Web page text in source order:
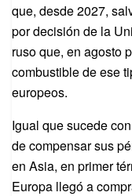
que, desde 2027,
por decisión de la
ruso que, en agosto
combustible de ese
europeos.
Igual que sucede
de compensar sus
en Asia, en primer
Europa llegó a